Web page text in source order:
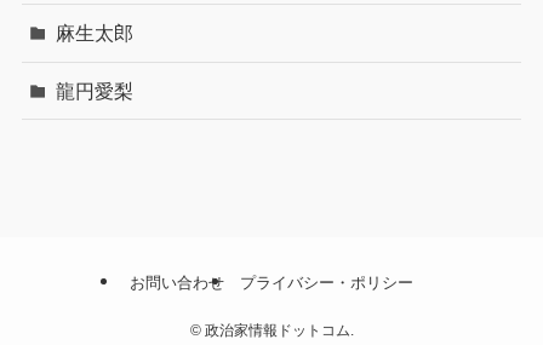
麻生太郎
龍円愛梨
お問い合わせ プライバシー・ポリシー
©政治家情報ドットコム.